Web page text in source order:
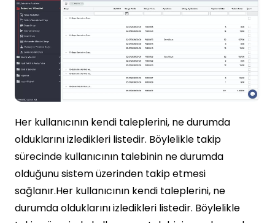
Her kullanıcının kendi taleplerini, ne durumda
olduklarını izledikleri listedir. Böylelikle takip
sürecinde kullanıcının talebinin ne durumda
olduğunu sistem üzerinden takip etmesi
sağlanır.Her kullanıcının kendi taleplerini, ne
durumda olduklarını izledikleri listedir. Böylelikle